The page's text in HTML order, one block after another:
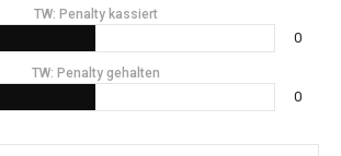
TW: Penalty kassiert
0
TW: Penalty gehalten
0